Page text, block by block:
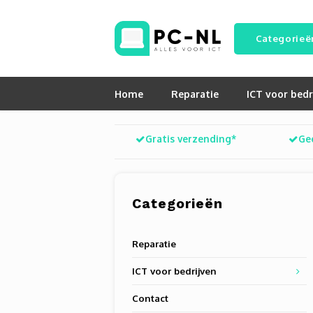
Home Reparatie ICT voor
Gratis verzending*
Categorieën
Reparatie
ICT voor bedrijven
Contact